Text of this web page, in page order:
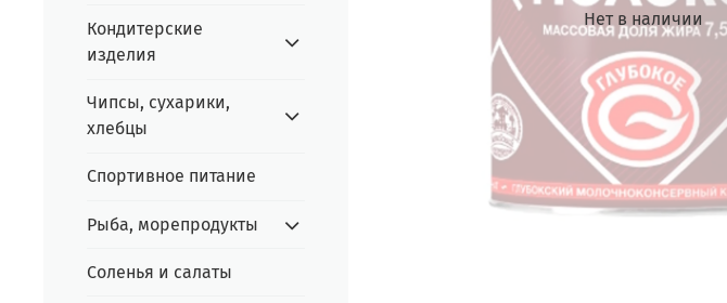
Нет в наличии
Кондитерские
изделия
Чипсы, сухарики,
хлебцы
Спортивное питание
Рыба, морепродукты
Соленья и салаты